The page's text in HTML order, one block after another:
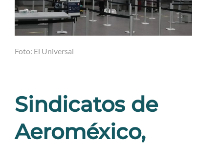
Foto: El Universal
Sindicatos de
Aeroméxico,